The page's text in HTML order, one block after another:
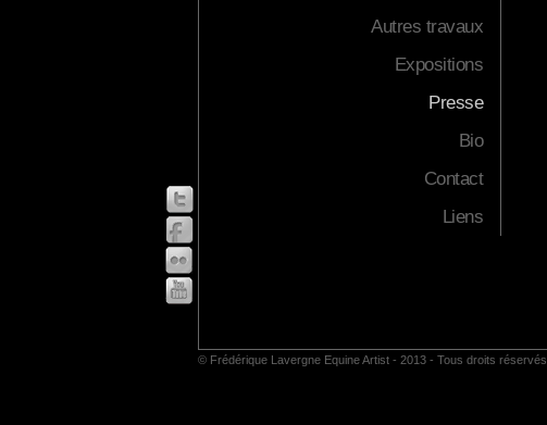
Autres travaux
Expositions
Presse
Bio
Contact
Liens
© Frédérique Lavergne Equine Artist - 2013 - Tous droits réservés